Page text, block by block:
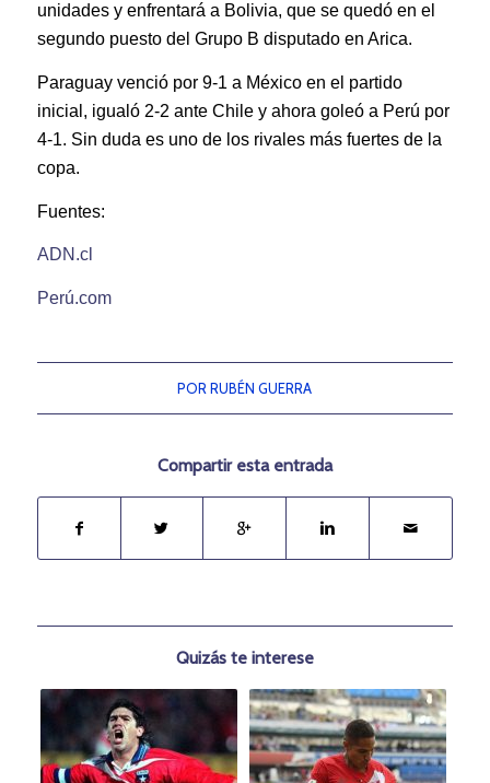
unidades y enfrentará a Bolivia, que se quedó en el
segundo puesto del Grupo B disputado en Arica.
Paraguay venció por 9-1 a México en el partido
inicial, igualó 2-2 ante Chile y ahora goleó a Perú por
4-1. Sin duda es uno de los rivales más fuertes de la
copa.
Fuentes:
ADN.cl
Perú.com
PORRUBÉN GUERRA
Compartir esta entrada
Quizás te interese